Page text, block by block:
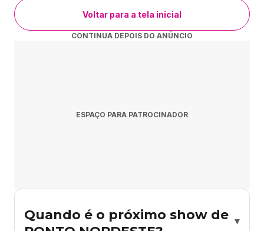
Voltar para a tela inicial
CONTINUA DEPOIS DO ANÚNCIO
ESPAÇO PARA PATROCINADOR
Quando é o próximo show de ▾